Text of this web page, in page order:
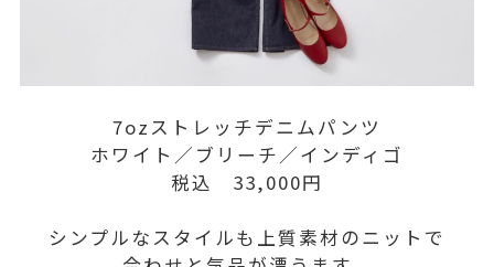
7ozストレッチデニムパンツ
ホワイト／ブリーチ／インディゴ
税込 33,000円
シンプルなスタイルも上質素材のニットで